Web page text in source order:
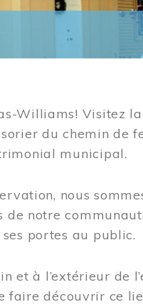
Williams! Visitez
du chemin de
municipal.
nous
de notre
portes au public.
à l’extérieur de
faire découvrir ce